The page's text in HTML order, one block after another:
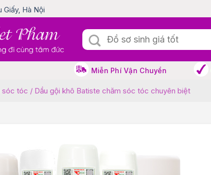
Giấy, Hà Nội
Tìm
kiếm:
Miễn Phí Vận Chuyển
sóc tóc / Dầu gội khô Batiste chăm sóc tóc chuyên biệt